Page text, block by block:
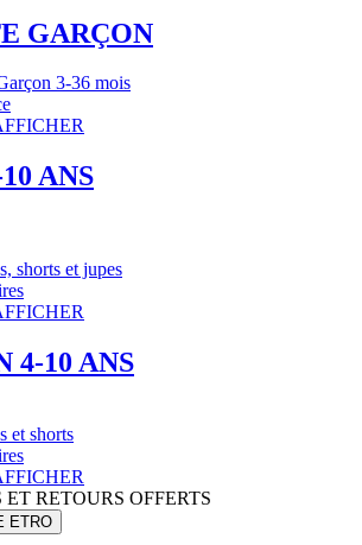
GARÇON
3-36 mois
ANS
shorts et jupes
4-10 ANS
et shorts
RETOURS OFFERTS
ETRO